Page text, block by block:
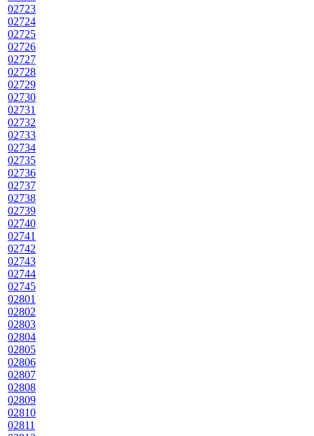
02723
02724
02725
02726
02727
02728
02729
02730
02731
02732
02733
02734
02735
02736
02737
02738
02739
02740
02741
02742
02743
02744
02745
02801
02802
02803
02804
02805
02806
02807
02808
02809
02810
02811